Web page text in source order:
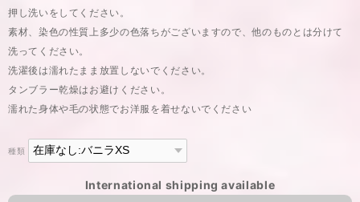
押し洗いをしてください。
素材、染色の性質上多少の色落ちがございますので、他のものとは分けて
洗ってください。
洗濯後は濡れたまま放置しないでください。
タンブラー乾燥はお避けください。
濡れた身体や毛の状態でお洋服を着せないでください
種類
International shipping available